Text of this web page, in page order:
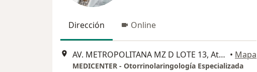
Dirección Online
AV. METROPOLITANA MZ D LOTE 13, Ate Vitarte • Mapa
MEDICENTER - Otorrinolaringología Especializada